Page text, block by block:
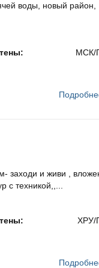
воды, новый район,
МСК/
заходи и живи ,
с техникой,,...
ХРУ/